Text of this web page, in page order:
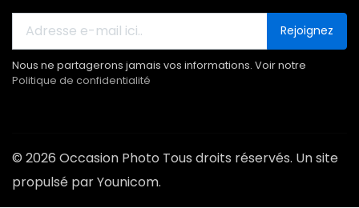
Rejoignez
Nous ne partagerons jamais vos informations. Voir notre
Politique de confidentialité
© 2026 Occasion Photo Tous droits réservés. Un site
propulsé par Younicom.